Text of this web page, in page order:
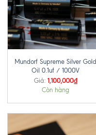
Mundorf Supreme Silver Gold
Oil 0.1uf / 1000V
Giá: 1,100,000₫
Còn hàng